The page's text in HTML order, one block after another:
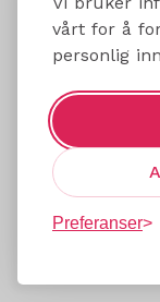
vårt for å
personlig
Preferanser